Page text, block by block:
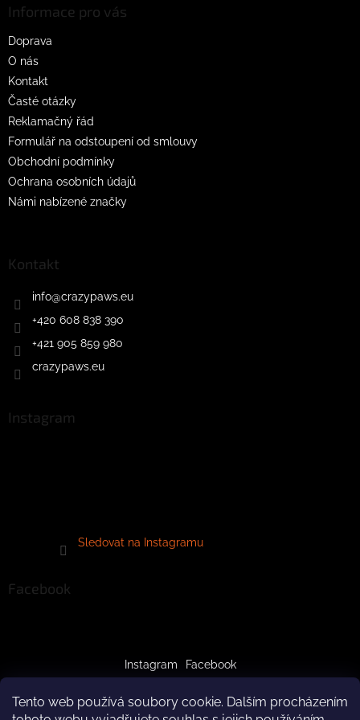
Tento web používá soubory cookie. Dalším procházením
Informace pro vás
Doprava
O nás
Kontakt
Časté otázky
Reklamačný řád
Formulář na odstoupení od smlouvy
Obchodní podmínky
Ochrana osobních údajů
Námi nabízené značky
Kontakt
info@crazypaws.eu
+420 608 838 390
+421 905 859 980
crazypaws.eu
Instagram
Sledovat na Instagramu
Facebook
Instagram Facebook